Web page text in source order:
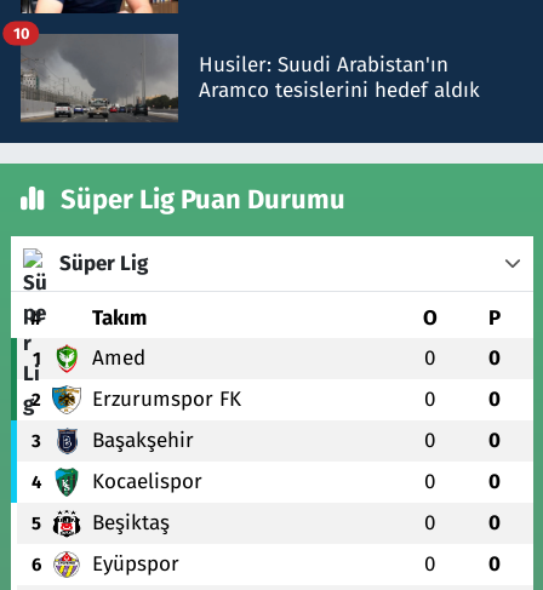
Husiler: Suudi Arabistan'ın
Aramco tesislerini hedef aldık
10
Süper Lig Puan Durumu
Süper Lig
# Takım O P
1 Amed 0 0
2 Erzurumspor FK 0 0
3 Başakşehir 0 0
4 Kocaelispor 0 0
5 Beşiktaş 0 0
6 Eyüpspor 0 0